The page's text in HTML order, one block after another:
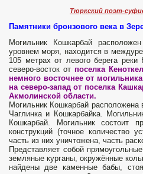
Тюркский поэт-
Памятники бронзового века в
Могильник Кошкарбай
уровнем моря, находится в
105 метрах от левого берега
северо-восток отпоселка
немного восточнее от
на северо-запад от поселка
Акмолинской области.
Могильник Кошкарбай расположена
Чаглинка и Кошкарбайка.
Кошкарбай. Могильник состоит
конструкций (точное количество
часть из них уничтожена, часть
Представляет собой
земляные курганы, окружённые
найдены две каменные бабы,